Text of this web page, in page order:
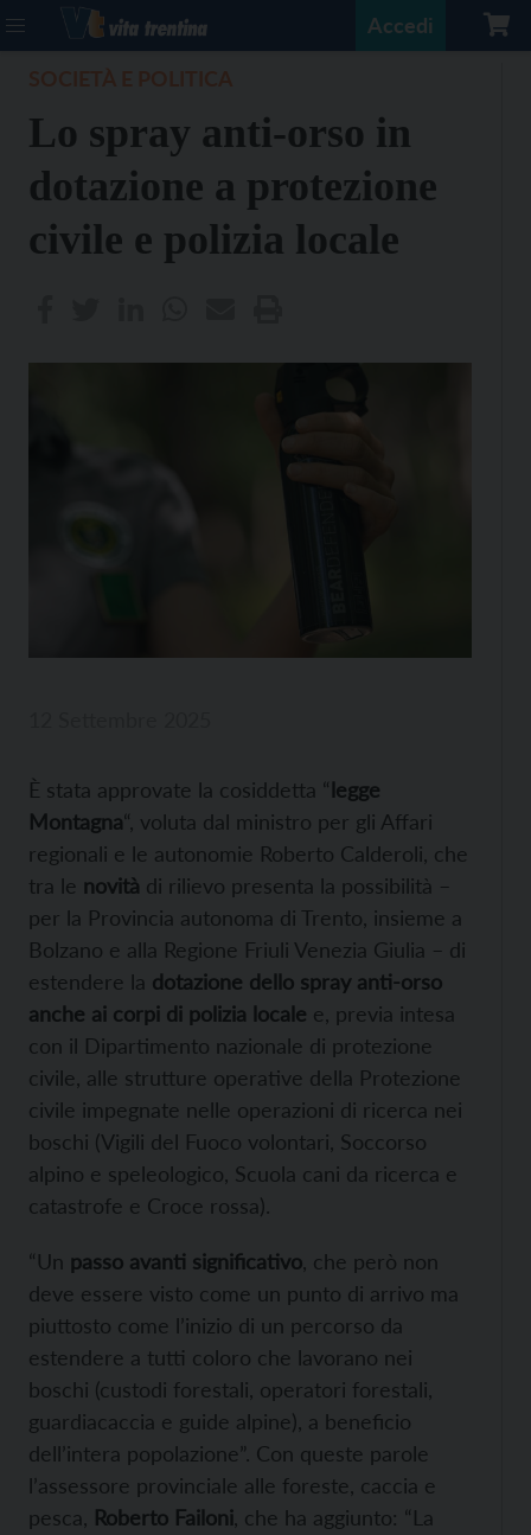
Accedi
Lo spray anti-orso in
dotazione a protezione
civile e polizia locale
È stata approvate la cosiddetta “legge
Montagna“, voluta dal ministro per gli Affari
regionali e le autonomie Roberto Calderoli, che
tra le novità di rilievo presenta la possibilità –
per la Provincia autonoma di Trento, insieme a
Bolzano e alla Regione Friuli Venezia Giulia – di
estendere la dotazione dello spray anti-orso
anche ai corpi di polizia locale e, previa intesa
con il Dipartimento nazionale di protezione
civile, alle strutture operative della Protezione
civile impegnate nelle operazioni di ricerca nei
boschi (Vigili del Fuoco volontari, Soccorso
alpino e speleologico, Scuola cani da ricerca e
catastrofe e Croce rossa).
“Un passo avanti significativo , che però non
deve essere visto come un punto di arrivo ma
piuttosto come l’inizio di un percorso da
estendere a tutti coloro che lavorano nei
boschi (custodi forestali, operatori forestali,
guardiacaccia e guide alpine), a beneficio
dell’intera popolazione”. Con queste parole
l’assessore provinciale alle foreste, caccia e
pesca, Roberto Failoni , che ha aggiunto: “La